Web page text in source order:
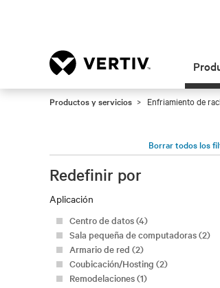
Productos y servicios Enfriamiento de
Borrar todos los
Redefinir por
Aplicación
Centro de datos (4)
Sala pequeña de computadoras (2)
Armario de red (2)
Coubicación/Hosting (2)
Remodelaciones (1)